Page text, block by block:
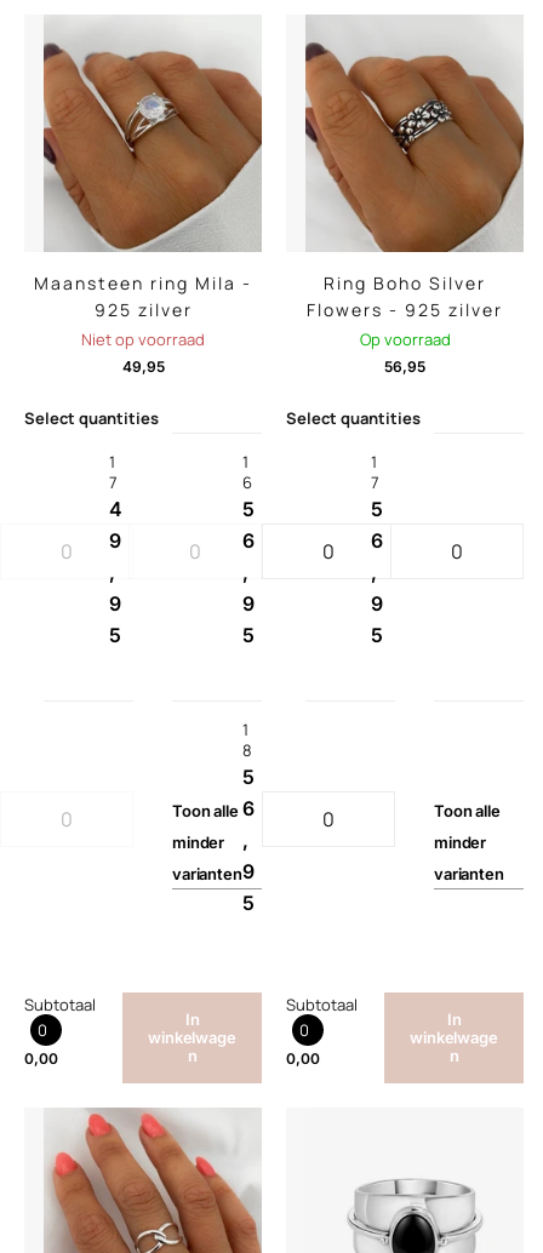
Maansteen ring Mila -
925 zilver
Niet op voorraad
49,95
Select quantities
1
7
4
9
,
9
5
Toonalle
minder
varianten
Subtotaal
0
0,00
In
winkelwage
n
Ring Boho Silver
Flowers - 925 zilver
Op voorraad
56,95
Select quantities
1
6
5
6
,
9
5
1
7
5
6
,
9
5
1
8
5
6
,
9
5
Toonalle
minder
varianten
Subtotaal
0
0,00
In
winkelwage
n